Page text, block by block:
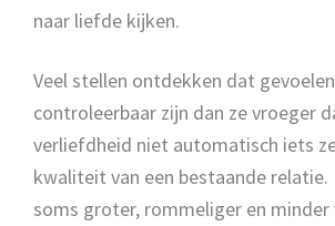
naar liefde kijken.
Veel stellen ontdekken dat
controleerbaar zijn dan ze vroeger
verliefdheid niet automatisch iets
kwaliteit van een bestaande
soms groter, rommeliger en minder